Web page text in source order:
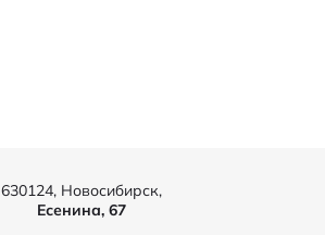
630124, Новосибирск,
Есенина, 67